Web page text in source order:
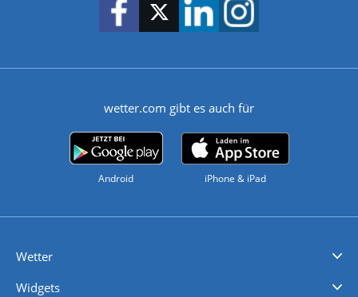
wetter.com gibt es auch für
Android iPhone & iPad
Wetter
Widgets